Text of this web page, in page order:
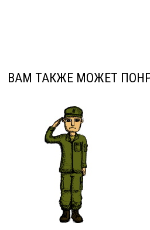
ВАМ ТАКЖЕ МОЖЕТ